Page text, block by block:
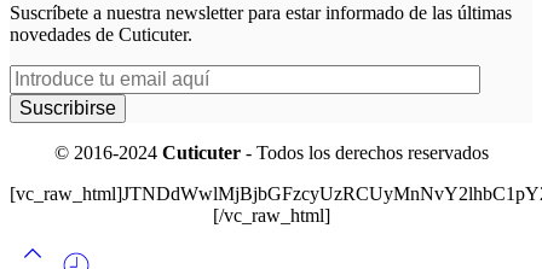
Suscríbete a nuestra newsletter para estar informado de las últimas
novedades de Cuticuter.
© 2016-2024 Cuticuter- Todos los derechos reservados
[/vc_raw_html]